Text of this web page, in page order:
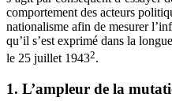
comportement des acteurs
nationalisme afin de mesurer
qu’il s’est exprimé dans la
le 25 juillet 19432.
1. L’ampleur de la